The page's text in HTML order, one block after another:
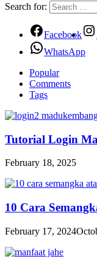
Search for:
Facebook
WhatsApp
Popular
Comments
Tags
Tutorial Login
February 18, 2025
10 Cara
February 17, 2024